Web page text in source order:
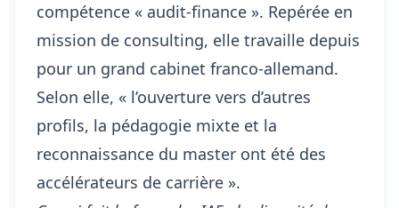
compétence « audit-finance ». Repérée en
mission de consulting, elle travaille depuis
pour un grand cabinet franco-allemand.
Selon elle, « l’ouverture vers d’autres
profils, la pédagogie mixte et la
reconnaissance du master ont été des
accélérateurs de carrière ».